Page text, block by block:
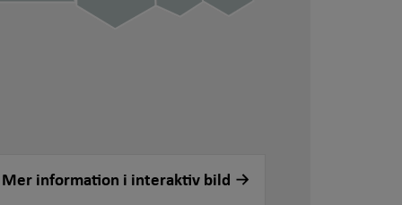
Mer information i interaktiv bild